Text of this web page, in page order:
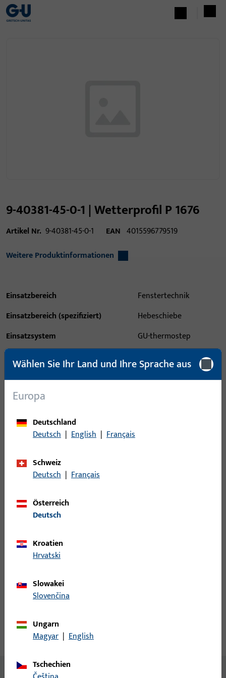
9-40381-45-0-1 | Wetterprofil P 1676
Artikel Nr. 9-40381-45-0-1 EAN 4015596779519
Weitere Produktinformationen
Einsatzbereich
Fenstertechnik
Einsatzbereich (spezifiziert)
Hebeschiebe
Einsatzsystem
GU-thermostep
Produkttyp
Wetterprofil
Oberflächenbeschreibung
EV1 Naturfarben
Verpackungseinheit
Anmeldung
Bitte melden Sie sich mit Ihren Kundendaten an um eine
Preisinformation zu erhalten oder Artikel zu bestellen
Technische Daten
Inhalt
Wählen Sie Ihr Land und Ihre Sprache aus
Europa
Deutschland
Deutsch | English | Français
Schweiz
Deutsch | Français
Österreich
Deutsch
Kroatien
Hrvatski
Slowakei
Slovenčina
Ungarn
Magyar | English
Tschechien